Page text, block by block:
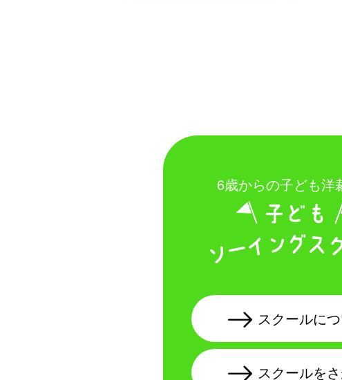
6歳からの子ども洋
スクールに
スクールを